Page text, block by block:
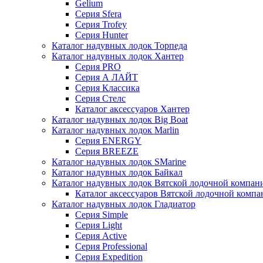
Gelium
Серия Sfera
Серия Trofey
Серия Hunter
Каталог надувных лодок Торпеда
Каталог надувных лодок Хантер
Серия PRO
Серия А ЛАЙТ
Серия Классика
Серия Стелс
Каталог аксессуаров Хантер
Каталог надувных лодок Big Boat
Каталог надувных лодок Marlin
Серия ENERGY
Серия BREEZE
Каталог надувных лодок SMarine
Каталог надувных лодок Байкал
Каталог надувных лодок Вятской лодочной
Каталог аксессуаров Вятской лодочной
Каталог надувных лодок Гладиатор
Серия Simple
Серия Light
Серия Active
Серия Professional
Серия Expedition